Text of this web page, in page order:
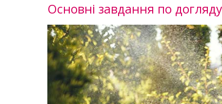
Основні завдання по